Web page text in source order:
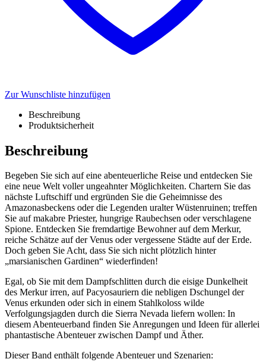
Zur Wunschliste hinzufügen
Beschreibung
Produktsicherheit
Beschreibung
Begeben Sie sich auf eine abenteuerliche Reise und entdecken Sie
eine neue Welt voller ungeahnter Möglichkeiten. Chartern Sie das
nächste Luftschiff und ergründen Sie die Geheimnisse des
Amazonasbeckens oder die Legenden uralter Wüstenruinen; treffen
Sie auf makabre Priester, hungrige Raubechsen oder verschlagene
Spione. Entdecken Sie fremdartige Bewohner auf dem Merkur,
reiche Schätze auf der Venus oder vergessene Städte auf der Erde.
Doch geben Sie Acht, dass Sie sich nicht plötzlich hinter
„marsianischen Gardinen“ wiederfinden!
Egal, ob Sie mit dem Dampfschlitten durch die eisige Dunkelheit
des Merkur irren, auf Pacyosauriern die nebligen Dschungel der
Venus erkunden oder sich in einem Stahlkoloss wilde
Verfolgungsjagden durch die Sierra Nevada liefern wollen: In
diesem Abenteuerband finden Sie Anregungen und Ideen für allerlei
phantastische Abenteuer zwischen Dampf und Äther.
Dieser Band enthält folgende Abenteuer und Szenarien: